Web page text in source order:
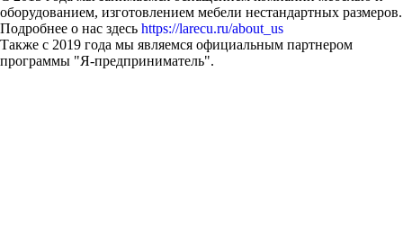
оборудованием, изготовлением мебели нестандартных размеров.
Подробнее о нас здесь https://larecu.ru/about_us
Также с 2019 года мы являемся официальным партнером
программы "Я-предприниматель".